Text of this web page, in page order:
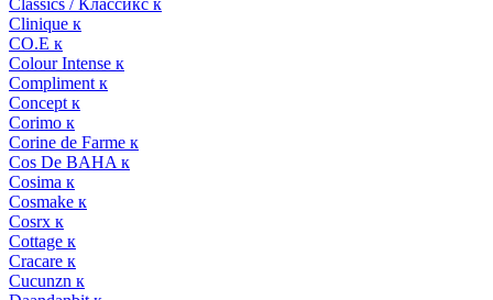
Classics / Классикс к
Clinique к
CO.E к
Colour Intense к
Compliment к
Concept к
Corimo к
Corine de Farme к
Cos De BAHA к
Cosima к
Cosmake к
Cosrx к
Cottage к
Cracare к
Cucunzn к